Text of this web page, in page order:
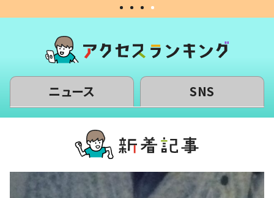
ニュース SNS